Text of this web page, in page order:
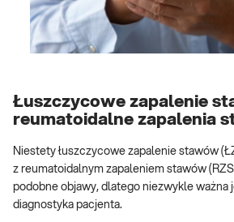
Łuszczycowe zapalenie
reumatoidalne zapalenia
Niestety łuszczycowe zapalenie stawów
z reumatoidalnym zapaleniem stawów
podobne objawy, dlatego niezwykle ważna
diagnostyka pacjenta.